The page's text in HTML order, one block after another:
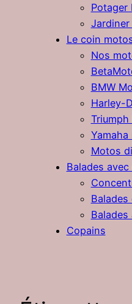
Potager
Jardiner
Le coin
Nos
BMW
Harley-
Motos
Balades
Balades
Balades
Copains